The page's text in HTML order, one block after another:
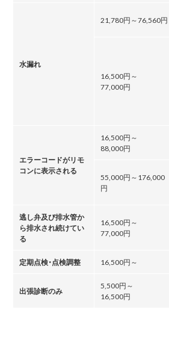
水漏れ
21,780円～76,560円
16,500円～
77,000円
エラーコードがリモ
コンに表示される
16,500円～
88,000円
55,000円～176,000
円
逃し弁及び排水管か
ら排水され続けてい
る
16,500円～
77,000円
定期点検・点検調整 16,500円～
出張診断のみ
5,500円～
16,500円